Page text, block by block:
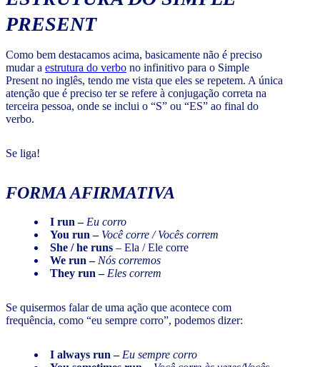
PRESENT
Como bem destacamos acima, basicamente não é preciso
mudar a estrutura do verbo no infinitivo para o Simple
Present no inglês, tendo me vista que eles se repetem. A única
atenção que é preciso ter se refere à conjugação correta na
terceira pessoa, onde se inclui o “S” ou “ES” ao final do
verbo.
Se liga!
FORMA AFIRMATIVA
I run – Eu corro
You run – Você corre / Vocês correm
She / he runs – Ela / Ele corre
We run – Nós corremos
They run – Eles correm
Se quisermos falar de uma ação que acontece com
frequência, como “eu sempre corro”, podemos dizer:
I always run – Eu sempre corro